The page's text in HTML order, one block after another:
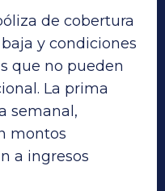
de cobertura
y condiciones
que no pueden
La prima
semanal,
montos
a ingresos